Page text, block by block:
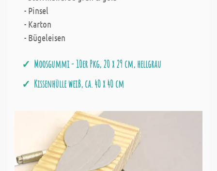
- Pinsel
- Karton
- Bügeleisen
Moosgummi - 10er Pkg, 20 x 29 cm, hellgrau
Kissenhülle weiß, ca. 40 x 40 cm